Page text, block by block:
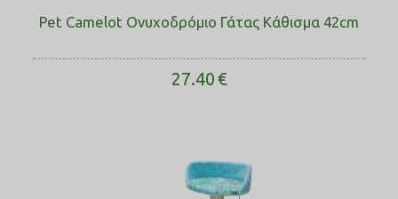
Pet Camelot Ονυχοδρόμιο Γάτας Κάθισμα 42cm
27.40€